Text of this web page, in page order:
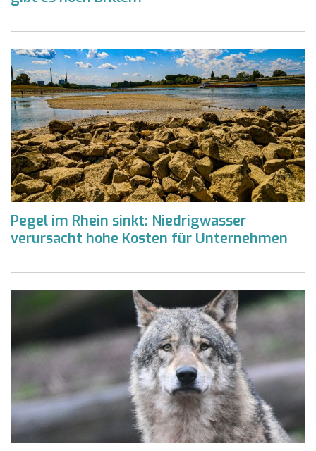
Pegel im Rhein sinkt: Niedrigwasser
verursacht hohe Kosten für Unternehmen